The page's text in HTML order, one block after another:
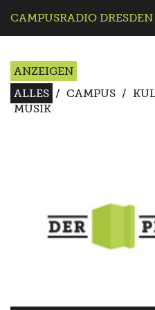
CAMPUSRADIO DRESDEN
ANZEIGEN
ALLES / CAMPUS /
MUSIK